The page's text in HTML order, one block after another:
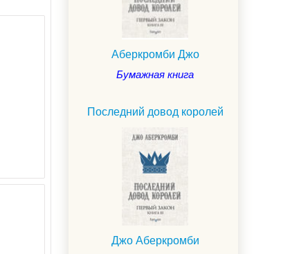
Аберкромби Джо
Бумажная книга
Последний довод королей
Джо Аберкромби